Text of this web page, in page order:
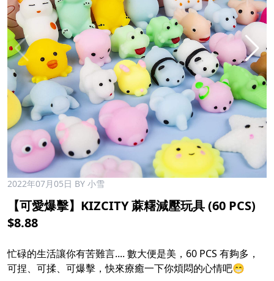
2022年07月05日 BY 小雪
【可愛爆擊】KIZCITY 蔴糬減壓玩具 (60 PCS)
$8.88​
忙碌的生活讓你有苦難言.... 數大便是美，60 PCS 有夠多，
可捏、可揉、可爆擊，快來療癒一下你煩悶的心情吧😁​